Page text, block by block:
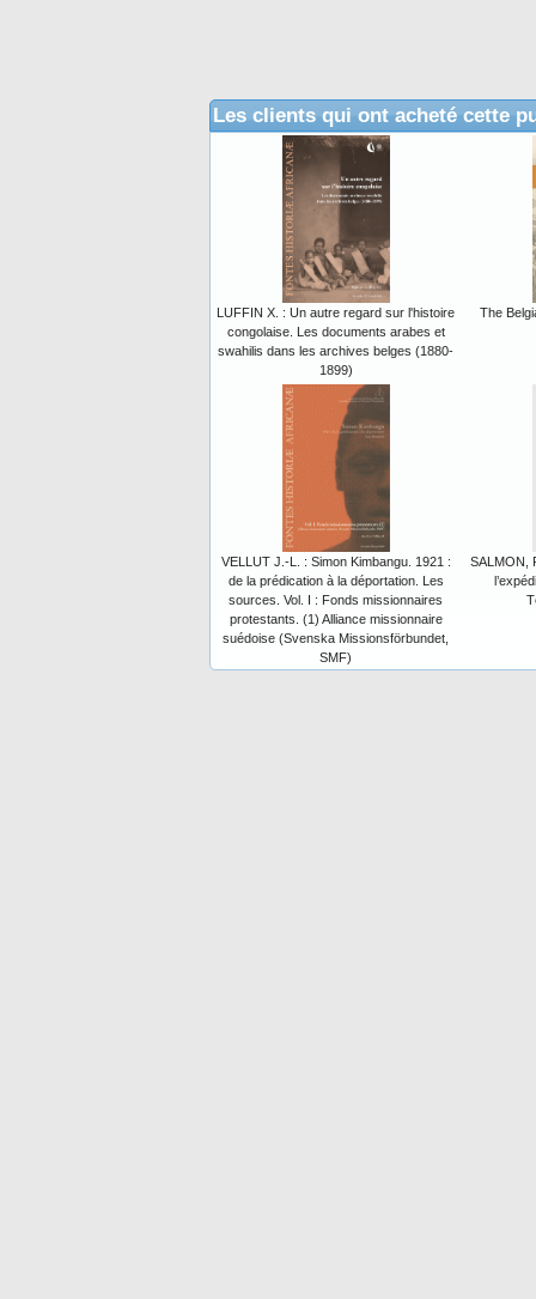
Les clients qui ont acheté cette
LUFFIN X. : Un autre regard sur l'histoire
congolaise. Les documents arabes et
swahilis dans les archives belges (1880-
1899)
The
VELLUT J.-L. : Simon Kimbangu. 1921 :
de la prédication à la déportation. Les
sources. Vol. I : Fonds missionnaires
protestants. (1) Alliance missionnaire
suédoise (Svenska Missionsförbundet,
SMF)
SALMON,